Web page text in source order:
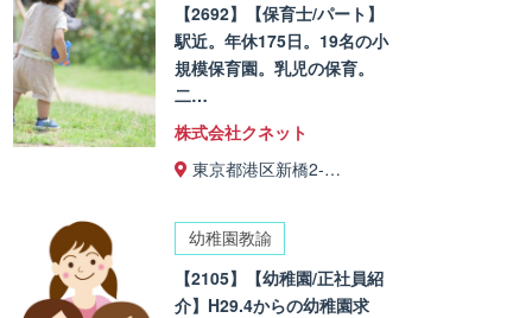
【2692】【保育士/パート】
駅近。年休175日。19名の小
規模保育園。乳児の保育。
二…
株式会社クネット
東京都港区新橋2-…
幼稚園教諭
【2105】【幼稚園/正社員紹
介】H29.4からの幼稚園求